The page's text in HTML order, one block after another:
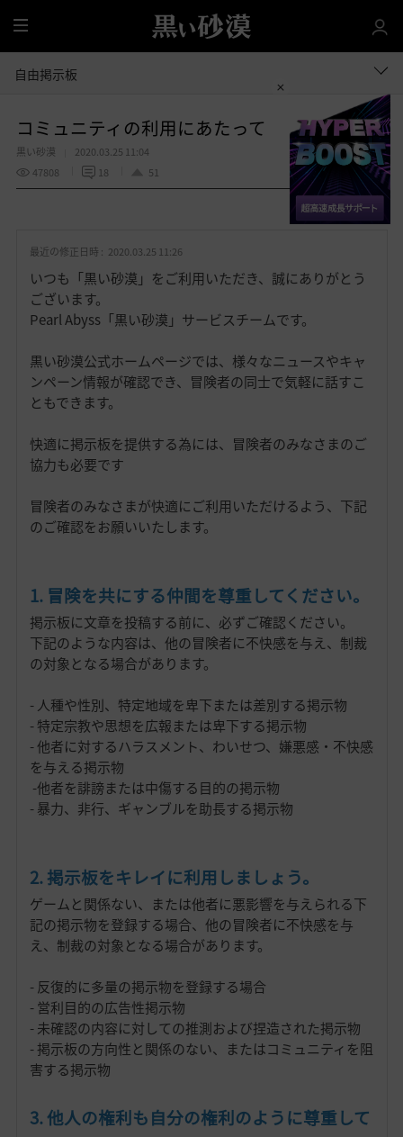
全
体
自由掲示板
コミュニティの利用にあたって
黒い砂漠
2020.03.25 11:04
47808
18 51
お
入
共有する
最近の修正日時 : 2020.03.25 11:26
いつも「黒い砂漠」をご利用いただき、誠にありがとう
ございます。
Pearl Abyss「黒い砂漠」サービスチームです。
黒い砂漠公式ホームページでは、様々なニュースやキャ
ンペーン情報が確認でき、冒険者の同士で気軽に話すこ
ともできます。
快適に掲示板を提供する為には、冒険者のみなさまのご
協力も必要です
冒険者のみなさまが快適にご利用いただけるよう、下記
のご確認をお願いいたします。
1. 冒険を共にする仲間を尊重してください。
掲示板に文章を投稿する前に、必ずご確認ください。
下記のような内容は、他の冒険者に不快感を与え、制裁
の対象となる場合があります。
- 人種や性別、特定地域を卑下または差別する掲示物
- 特定宗教や思想を広報または卑下する掲示物
- 他者に対するハラスメント、わいせつ、嫌悪感・不快感
を与える掲示物
-他者を誹謗または中傷する目的の掲示物
- 暴力、非行、ギャンブルを助長する掲示物
2. 掲示板をキレイに利用しましょう。
ゲームと関係ない、または他者に悪影響を与えられる下
記の掲示物を登録する場合、他の冒険者に不快感を与
え、制裁の対象となる場合があります。
- 反復的に多量の掲示物を登録する場合
- 営利目的の広告性掲示物
- 未確認の内容に対しての推測および捏造された掲示物
- 掲示板の方向性と関係のない、またはコミュニティを阻
害する掲示物
3. 他人の権利も自分の権利のように尊重して